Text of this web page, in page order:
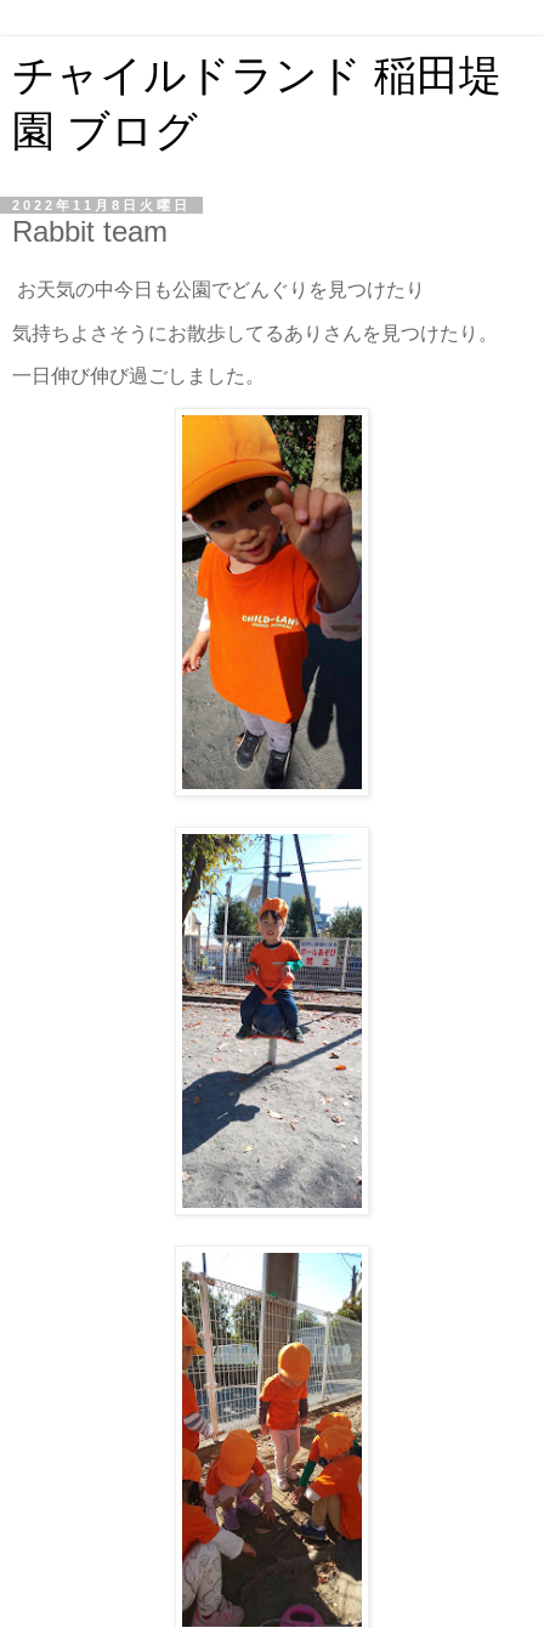
チャイルドランド 稲田堤
園 ブログ
2022年11月8日火曜日
Rabbit team
お天気の中今日も公園でどんぐりを見つけたり
気持ちよさそうにお散歩してるありさんを見つけたり。
一日伸び伸び過ごしました。